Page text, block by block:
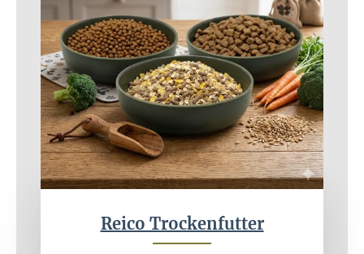
Reico Trockenfutter